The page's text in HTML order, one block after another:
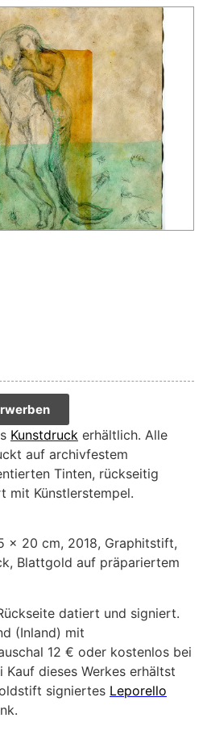
Kunstdruck erhältlich. Alle
auf archivfestem
Tinten, rückseitig
mit Künstlerstempel.
x 20 cm, 2018, Graphitstift,
Blattgold auf präpariertem
datiert und signiert.
(Inland) mit
12 € oder kostenlos bei
Kauf dieses Werkes erhältst
signiertes Leporello